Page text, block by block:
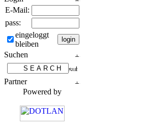
E-Mail:
pass:
eingeloggt
bleiben
Suchen
Partner
Powered by